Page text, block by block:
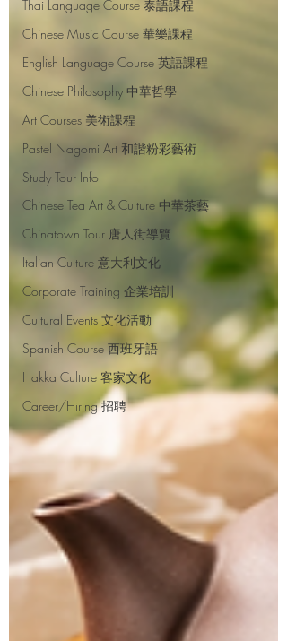
Thai Language Course 泰語課程
Chinese Music Course 華樂課程
English Language Course 英語課程
Chinese Philosophy 中華哲學
Art Courses 美術課程
Pastel Nagomi Art 和諧粉彩藝術
Study Tour Info
Chinese Tea Art & Culture 中華茶藝
Chinatown Tour 唐人街導覽
Italian Culture 意大利文化
Corporate Training 企業培訓
Cultural Events 文化活動
Spanish Course 西班牙語
Hakka Culture 客家文化
Career/Hiring 招聘